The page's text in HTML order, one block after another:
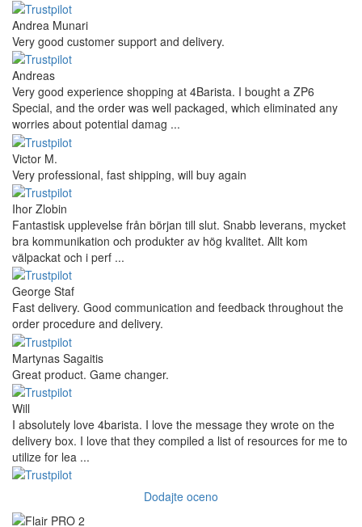
Andrea Munari
Very good customer support and delivery.
Andreas
Very good experience shopping at 4Barista. I bought a ZP6
Special, and the order was well packaged, which eliminated any
worries about potential damag ...
Victor M.
Very professional, fast shipping, will buy again
Ihor Zlobin
Fantastisk upplevelse från början till slut. Snabb leverans, mycket
bra kommunikation och produkter av hög kvalitet. Allt kom
välpackat och i perf ...
George Staf
Fast delivery. Good communication and feedback throughout the
order procedure and delivery.
Martynas Sagaitis
Great product. Game changer.
Will
I absolutely love 4barista. I love the message they wrote on the
delivery box. I love that they compiled a list of resources for me to
utilize for lea ...
Dodajte oceno